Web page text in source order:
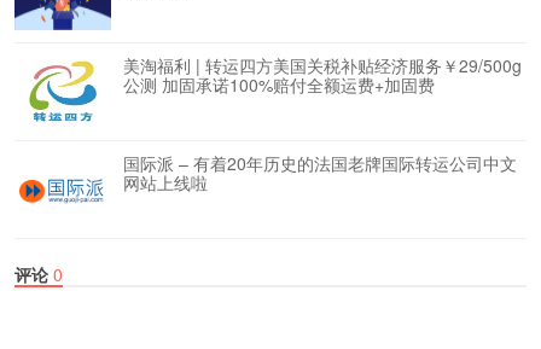
美淘福利 | 转运四方美国关税补贴经济服务￥29/500g
公测 加固承诺100%赔付全额运费+加固费
国际派 – 有着20年历史的法国老牌国际转运公司中文
网站上线啦
评论 0